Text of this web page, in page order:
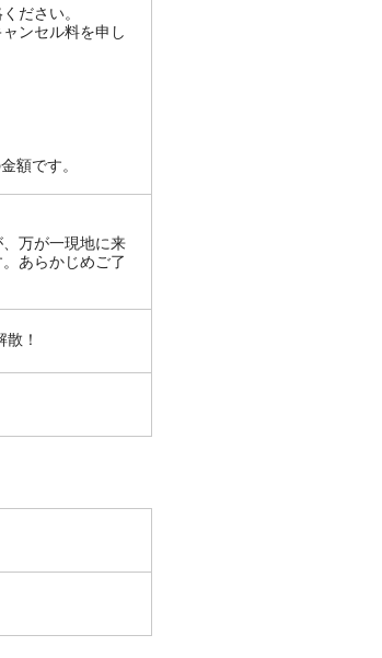
ださい。
ンセル料を申し
額です。
万が一現地に来
あらかじめご了
！